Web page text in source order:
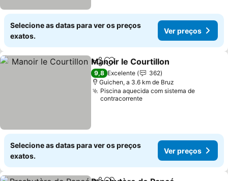
Selecione as datas para ver os preços
exatos.
Ver preços
PartilharAdicionar aos favoritos
Manoir le Courtillon
9,8 Excelente
362
Guichen, a 3.6 km de Bruz
Piscina aquecida com sistema de
contracorrente
Selecione as datas para ver os preços
exatos.
Ver preços